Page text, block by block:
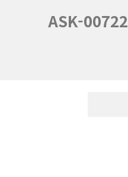
ASK-00722